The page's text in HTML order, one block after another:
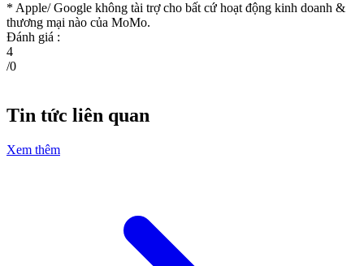
* Apple/ Google không tài trợ cho bất cứ hoạt động kinh doanh &
thương mại nào của MoMo.
Đánh giá :
4
/0
Tin tức liên quan
Xem thêm